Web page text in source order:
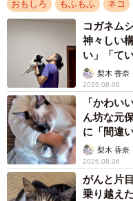
おもしろ もふもふ ネコ
コガネム
神々しい
い」「て
梨木 香奈
2026.08.06
「かわい
ん坊な元
に「間違
梨木 香奈
2026.08.06
がんと片
乗り越え